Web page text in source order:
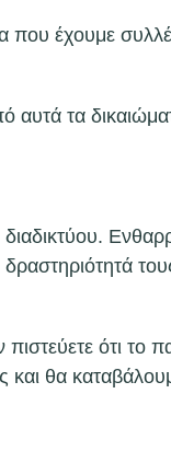
που έχουμε
αυτά τα
ότι το
και θα